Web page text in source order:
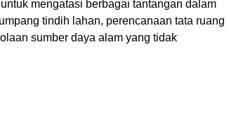
mengatasi berbagai tantangan dalam
tindih lahan, perencanaan tata ruang
sumber daya alam yang tidak